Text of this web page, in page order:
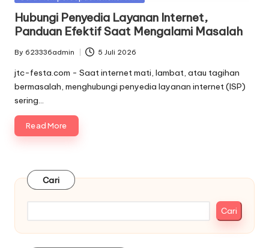
Hubungi Penyedia Layanan Internet,
Panduan Efektif Saat Mengalami Masalah
Posted
by
By 623336admin 5 Juli 2026
jtc-festa.com - Saat internet mati, lambat, atau tagihan
bermasalah, menghubungi penyedia layanan internet (ISP)
sering…
Read More
Cari
Cari